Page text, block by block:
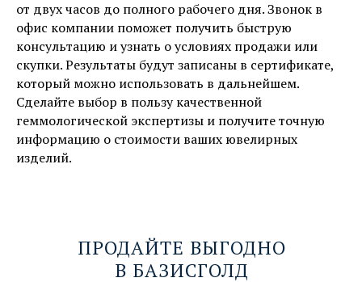
от двух часов до полного рабочего дня. Звонок в
офис компании поможет получить быструю
консультацию и узнать о условиях продажи или
скупки. Результаты будут записаны в сертификате,
который можно использовать в дальнейшем.
Сделайте выбор в пользу качественной
геммологической экспертизы и получите точную
информацию о стоимости ваших ювелирных
изделий.
ПРОДАЙТЕ ВЫГОДНО
В БАЗИСГОЛД